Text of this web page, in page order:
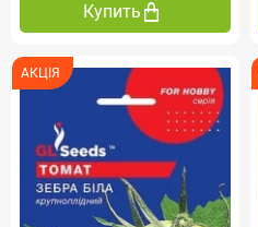
Купить
АКЦІЯ